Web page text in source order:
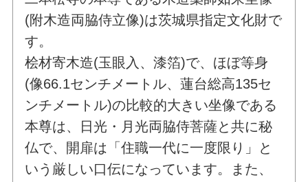
(附木造両脇侍立像)は茨城県指定文化財で
す。
桧材寄木造(玉眼入、漆箔)で、ほぼ等身
(像66.1センチメートル、蓮台総高135セ
ンチメートル)の比較的大きい坐像である
本尊は、日光・月光両脇侍菩薩と共に秘
仏で、開扉は「住職一代に一度限り」と
いう厳しい口伝になっています。また、